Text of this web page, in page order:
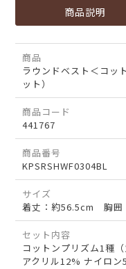
商品説明
商品
ラウンドベスト＜コッ
ット）
商品コード
441767
商品番号
KPSRSHWF0304BL
サイズ
着丈：約56.5cm 胸囲
セット内容
コットンプリズム1種
アクリル12% ナイロン